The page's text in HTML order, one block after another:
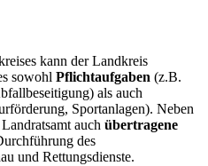
kann der Landkreis
sowohl Pflichtaufgaben (z.B.
als auch
Sportanlagen). Neben
auch übertragene
des
und Rettungsdienste.